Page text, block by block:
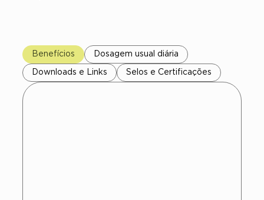
Benefícios Dosagem usual diária
Downloads e Links Selos e Certificações